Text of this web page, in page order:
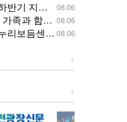
08.06
지원’ 공모 선정
08.06
밤 영화관 나들이
08.06
학습실 8월 5일 개관
+
+